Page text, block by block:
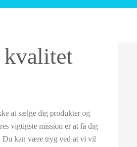
kvalitet
at sælge dig produkter og
vigtigste mission er at få dig
Du kan være tryg ved at vi vil